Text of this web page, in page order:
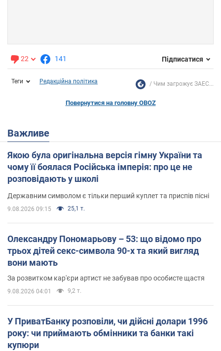
22 141 Підписатися
Теги Редакційна політика Чим загрожує ЗАЕС...
Повернутися на головну OBOZ
Важливе
Якою була оригінальна версія гімну України та
чому її боялася Російська імперія: про це не
розповідають у школі
Державним символом є тільки перший куплет та приспів пісні
9.08.2026 09:15 25,1 т.
Олександру Пономарьову – 53: що відомо про
трьох дітей секс-символа 90-х та який вигляд
вони мають
За розвитком кар'єри артист не забував про особисте щастя
9.08.2026 04:01 9,2 т.
У ПриватБанку розповіли, чи дійсні долари 1996
року: чи приймають обмінники та банки такі
купюри